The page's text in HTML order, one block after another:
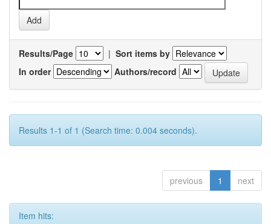
Results/Page | Sort items by
In order
Authors/record
Results 1-1 of 1 (Search time: 0.004 seconds).
previous 1 next
Item hits: